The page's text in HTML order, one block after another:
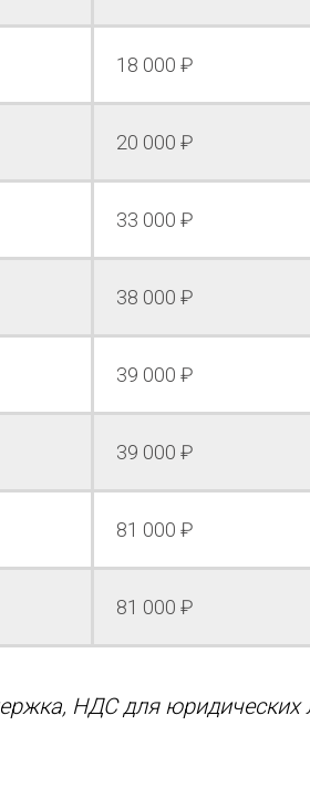
18 000 ₽
20 000 ₽
33 000 ₽
38 000 ₽
39 000 ₽
39 000 ₽
81 000 ₽
81 000 ₽
НДС для юридических